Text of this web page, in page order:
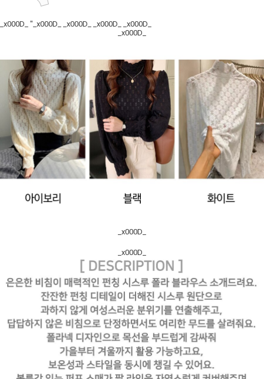
_x000D_ "_x000D_ _x000D_ _x000D_ _x000D_
_x000D_
_x000D_
_x000D_